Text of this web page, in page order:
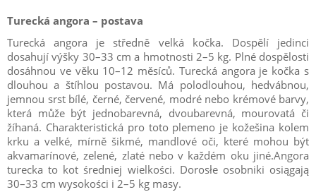
Turecká angora – postava
Turecká angora je středně velká kočka. Dospělí jedinci
dosahují výšky 30–33 cm a hmotnosti 2–5 kg. Plné dospělosti
dosáhnou ve věku 10–12 měsíců. Turecká angora je kočka s
dlouhou a štíhlou postavou. Má polodlouhou, hedvábnou,
jemnou srst bílé, černé, červené, modré nebo krémové barvy,
která může být jednobarevná, dvoubarevná, mourovatá či
žíhaná. Charakteristická pro toto plemeno je kožešina kolem
krku a velké, mírně šikmé, mandlové oči, které mohou být
akvamarínové, zelené, zlaté nebo v každém oku jiné.Angora
turecka to kot średniej wielkości. Dorosłe osobniki osiągają
30–33 cm wysokości i 2–5 kg masy.